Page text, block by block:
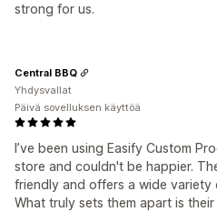
strong for us.
I’ve been using Easify Custom
store and couldn't be happier.
friendly and offers a wide variety
What truly sets them apart is
Central BBQ
Yhdysvallat
Päivä sovelluksen käyttöä